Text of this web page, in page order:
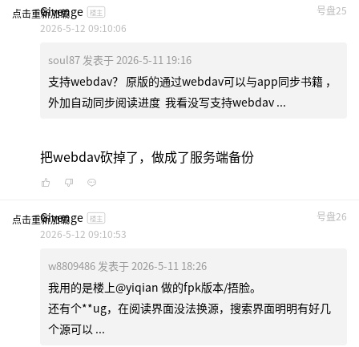
点击重新加载 号盘25
Givenge 楼主
2026-5-12 09:10:06
soul87 发表于 2026-5-11 19:16
支持webdav？ 原版的通过webdav可以与app同步书籍 ，
外加自动同步阅读进度 我看没写支持webdav ...
把webdav砍掉了，做成了服务端备份
点击重新加载 号盘26
Givenge 楼主
2026-5-12 09:10:53
w8809486 发表于 2026-5-11 18:26
我用的是楼上@yiqian 做的fpk版本/捂脸。
还有个**ug，在阅读界面没法换源，搜索界面明明有好几
个源可以 ...